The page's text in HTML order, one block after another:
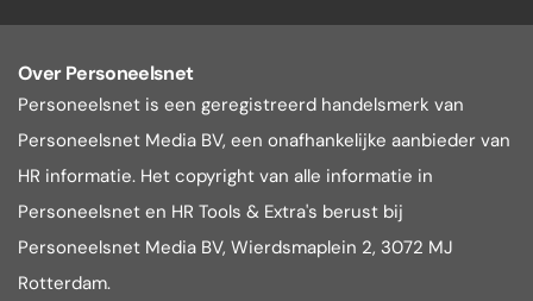
Over Personeelsnet
Personeelsnet is een geregistreerd handelsmerk van
Personeelsnet Media BV, een onafhankelijke aanbieder van
HR informatie. Het copyright van alle informatie in
Personeelsnet en HR Tools & Extra's berust bij
Personeelsnet Media BV, Wierdsmaplein 2, 3072 MJ
Rotterdam.